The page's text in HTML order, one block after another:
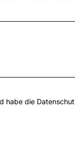
habe die